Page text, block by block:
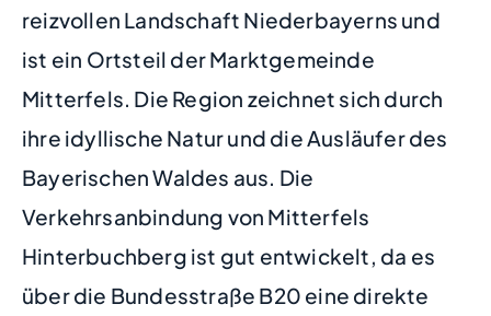
reizvollen Landschaft Niederbayerns und
ist ein Ortsteil der Marktgemeinde
Mitterfels. Die Region zeichnet sich durch
ihre idyllische Natur und die Ausläufer des
Bayerischen Waldes aus. Die
Verkehrsanbindung von Mitterfels
Hinterbuchberg ist gut entwickelt, da es
über die Bundesstraße B20 eine direkte